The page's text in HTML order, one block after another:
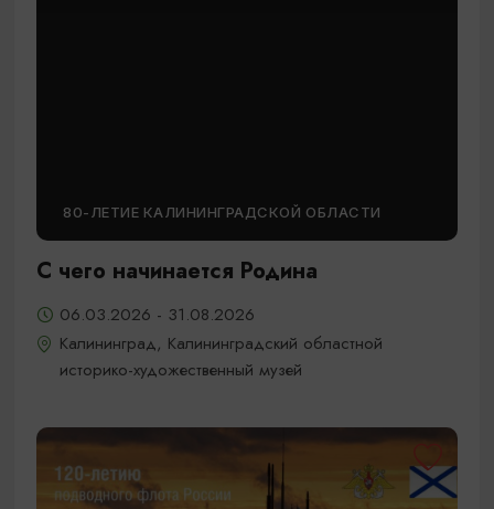
80-ЛЕТИЕ КАЛИНИНГРАДСКОЙ ОБЛАСТИ
С чего начинается Родина
06.03.2026 - 31.08.2026
Калининград, Калининградский областной
историко-художественный музей